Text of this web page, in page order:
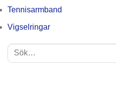
Tennisarmband
Vigselringar